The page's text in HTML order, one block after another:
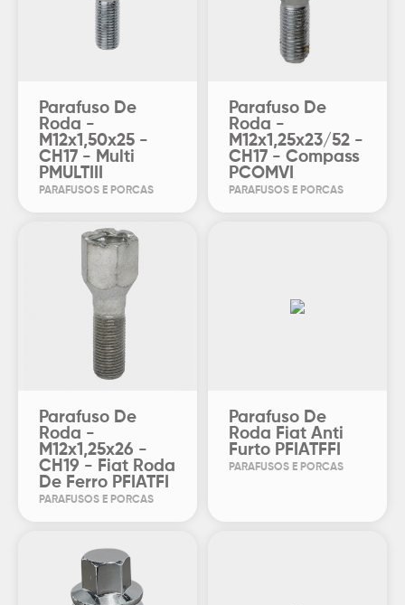
Parafuso De
Roda -
M12x1,50x25 -
CH17 - Multi
PMULTIII
PARAFUSOS E PORCAS
Parafuso De
Roda -
M12x1,25x23/52 -
CH17 - Compass
PCOMVI
PARAFUSOS E PORCAS
Parafuso De
Roda -
M12x1,25x26 -
CH19 - Fiat Roda
De Ferro PFIATFI
PARAFUSOS E PORCAS
Parafuso De
Roda Fiat Anti
Furto PFIATFFI
PARAFUSOS E PORCAS